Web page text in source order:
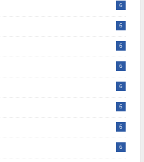
6
6
6
6
6
6
6
6